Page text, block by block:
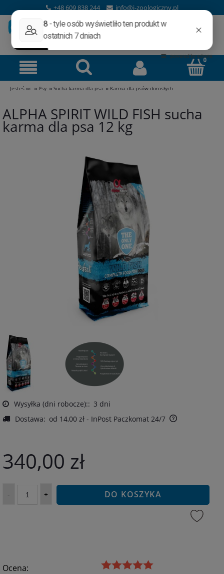
+48 609 838 244 info@i-zoologiczny.pl
Jesteś w: » Psy » Sucha karma dla psa » Karma dla psów dorosłych
ALPHA SPIRIT WILD FISH sucha
karma dla psa 12 kg
Wysyłka (dni robocze):: 3 dni
Dostawa: od 14,00 zł - InPost Paczkomat 24/7
340,00 zł
- + DO KOSZYKA
Ocena: